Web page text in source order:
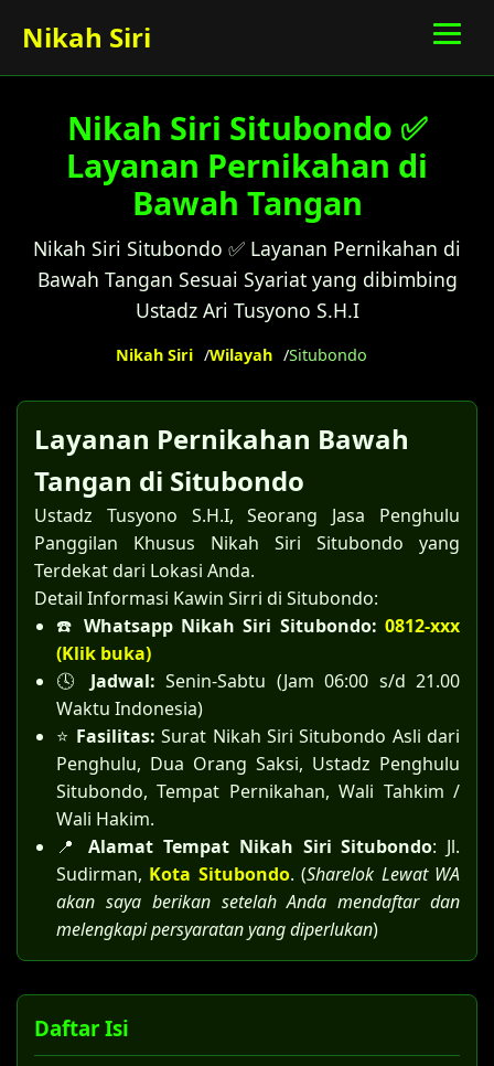
Nikah Siri
Nikah Siri Situbondo ✅
Layanan Pernikahan di
Bawah Tangan
Nikah Siri Situbondo ✅ Layanan Pernikahan di
Bawah Tangan Sesuai Syariat yang dibimbing
Ustadz Ari Tusyono S.H.I
Nikah Siri Wilayah Situbondo
Layanan Pernikahan Bawah
Tangan di Situbondo
Ustadz Tusyono S.H.I, Seorang Jasa Penghulu
Panggilan Khusus Nikah Siri Situbondo yang
Terdekat dari Lokasi Anda.
Detail Informasi Kawin Sirri di Situbondo:
☎️ Whatsapp Nikah Siri Situbondo:0812-xxx
(Klik buka)
🕓 Jadwal: Senin-Sabtu (Jam 06:00 s/d 21.00
Waktu Indonesia)
⭐ Fasilitas:Surat Nikah Siri Situbondo Asli dari
Penghulu, Dua Orang Saksi, Ustadz Penghulu
Situbondo, Tempat Pernikahan, Wali Tahkim /
Wali Hakim.
📍Alamat Tempat Nikah Siri Situbondo: Jl.
Sudirman, Kota Situbondo. (Sharelok Lewat WA
akan saya berikan setelah Anda mendaftar dan
melengkapi persyaratan yang diperlukan)
Daftar Isi